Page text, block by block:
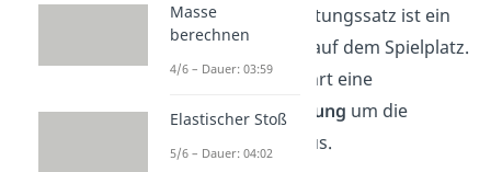
Drehimpulserhaltungssatz ist ein
Kinderkarussell
auf dem Spielplatz.
Das Karussell führt eine
Rotationsbewegung um die
mittlere Achse aus.
Masse
berechnen
4/6 – Dauer: 03:59
Elastischer Stoß
5/6 – Dauer: 04:02